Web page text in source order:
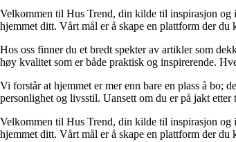
Velkommen til Hus Trend, din kilde til inspirasjon og
hjemmet ditt. Vårt mål er å skape en plattform der
Hos oss finner du et bredt spekter av artikler som
høy kvalitet som er både praktisk og inspirerende.
Vi forstår at hjemmet er mer enn bare en plass å bo;
personlighet og livsstil. Uansett om du er på jakt
Velkommen til Hus Trend, din kilde til inspirasjon og
hjemmet ditt. Vårt mål er å skape en plattform der